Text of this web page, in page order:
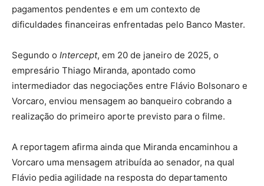
pagamentos pendentes e em um contexto de
dificuldades financeiras enfrentadas pelo Banco Master.
Segundo o Intercept, em 20 de janeiro de 2025, o
empresário Thiago Miranda, apontado como
intermediador das negociações entre Flávio Bolsonaro e
Vorcaro, enviou mensagem ao banqueiro cobrando a
realização do primeiro aporte previsto para o filme.
A reportagem afirma ainda que Miranda encaminhou a
Vorcaro uma mensagem atribuída ao senador, na qual
Flávio pedia agilidade na resposta do departamento